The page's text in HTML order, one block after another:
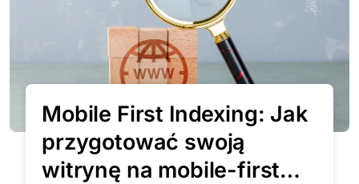
Mobile First Indexing: Jak
przygotować swoją
witrynę na mobile-first